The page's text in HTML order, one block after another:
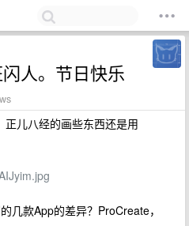
人。节日快乐
儿八经的画些东西还是用
几款App的差异？ProCreate，